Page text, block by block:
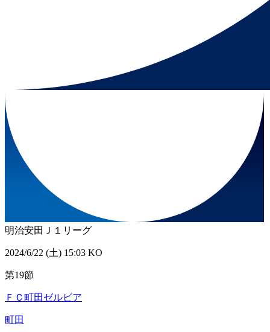
明治安田Ｊ１リーグ
2024/6/22 (土) 15:03 KO
第19節
ＦＣ町田ゼルビア
町田